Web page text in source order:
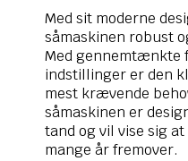
Med sit moderne
såmaskinen robust
Med gennemtænkte
indstillinger er den
mest krævende
såmaskinen er
tand og vil vise sig
mange år fremover.